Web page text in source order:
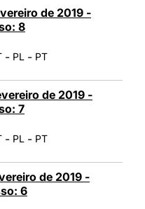
de 2019 -
8
- PL - PT
de 2019 -
7
- PL - PT
de 2019 -
6